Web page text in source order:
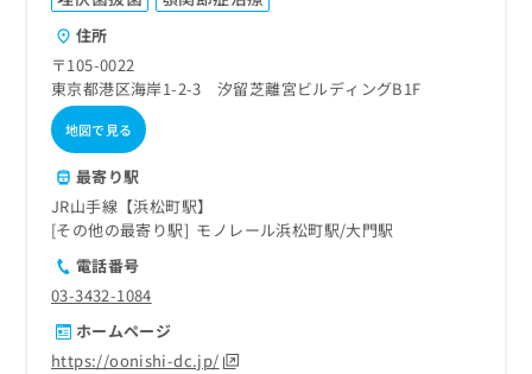
住所
〒105-0022
東京都港区海岸1-2-3 汐留芝離宮ビルディングB1F
地図で見る
最寄り駅
JR山手線【浜松町駅】
その他の最寄り駅
モノレール浜松町駅 大門駅
電話番号
03-3432-1084
ホームページ
https://oonishi-dc.jp/